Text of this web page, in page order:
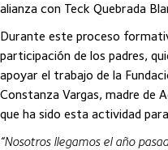
alianza con Teck Quebrada
Durante este proceso
participación de los padres,
apoyar el trabajo de la
Constanza Vargas, madre de
que ha sido esta actividad
“Nosotros llegamos el año